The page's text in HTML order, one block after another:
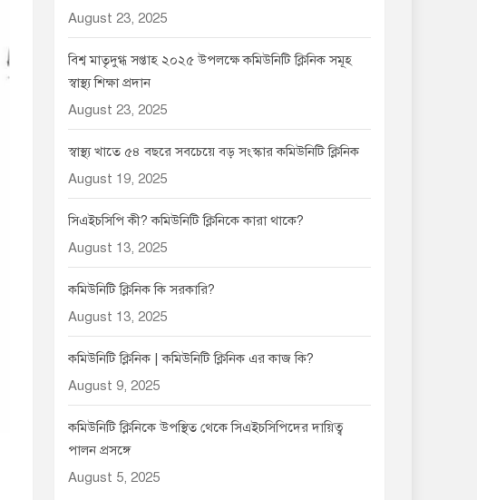
August 23, 2025
বিশ্ব মাতৃদুগ্ধ সপ্তাহ ২০২৫ উপলক্ষে কমিউনিটি ক্লিনিক সমূহ
স্বাস্থ্য শিক্ষা প্রদান
August 23, 2025
স্বাস্থ্য খাতে ৫৪ বছরে সবচেয়ে বড় সংস্কার কমিউনিটি ক্লিনিক
August 19, 2025
সিএইচসিপি কী? কমিউনিটি ক্লিনিকে কারা থাকে?
August 13, 2025
কমিউনিটি ক্লিনিক কি সরকারি?
August 13, 2025
কমিউনিটি ক্লিনিক | কমিউনিটি ক্লিনিক এর কাজ কি?
August 9, 2025
কমিউনিটি ক্লিনিকে উপস্থিত থেকে সিএইচসিপিদের দায়িত্ব
পালন প্রসঙ্গে
August 5, 2025